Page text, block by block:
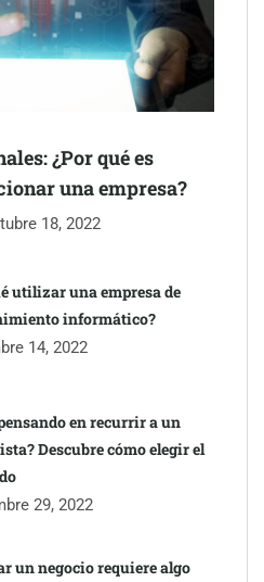
transforman espacios de la
¿Por qué es
una empresa?
18, 2022
utilizar una empresa de
informático?
14, 2022
en recurrir a un
Descubre cómo elegir el
29, 2022
un negocio requiere algo